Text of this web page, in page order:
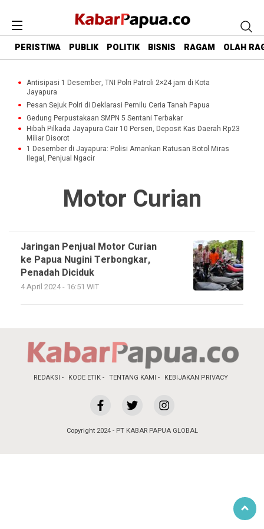
PERISTIWA PUBLIK POLITIK BISNIS RAGAM OLAH
Antisipasi 1 Desember, TNI Polri Patroli 2×24 jam di Kota
Jayapura
Pesan Sejuk Polri di Deklarasi Pemilu Ceria Tanah Papua
Gedung Perpustakaan SMPN 5 Sentani Terbakar
Hibah Pilkada Jayapura Cair 10 Persen, Deposit Kas Daerah Rp23
Miliar Disorot
1 Desember di Jayapura: Polisi Amankan Ratusan Botol Miras
Ilegal, Penjual Ngacir
Motor Curian
Jaringan Penjual Motor Curian
ke Papua Nugini Terbongkar,
Penadah Diciduk
4 April 2024 - 16:51 WIT
REDAKSI KODE ETIK TENTANG KAMI KEBIJAKAN PRIVACY
Copyright 2024 - PT KABAR PAPUA GLOBAL